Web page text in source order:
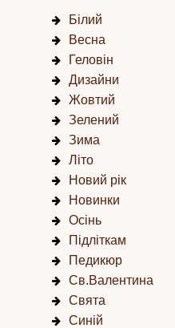
Білий
Весна
Геловін
Дизайни
Жовтий
Зелений
Зима
Літо
Новий рік
Новинки
Осінь
Підліткам
Педикюр
Св.Валентина
Свята
Синій